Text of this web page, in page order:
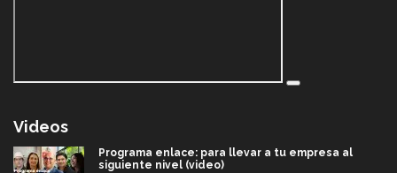
Videos
Programa enlace: para llevar a tu empresa al
siguiente nivel (video)